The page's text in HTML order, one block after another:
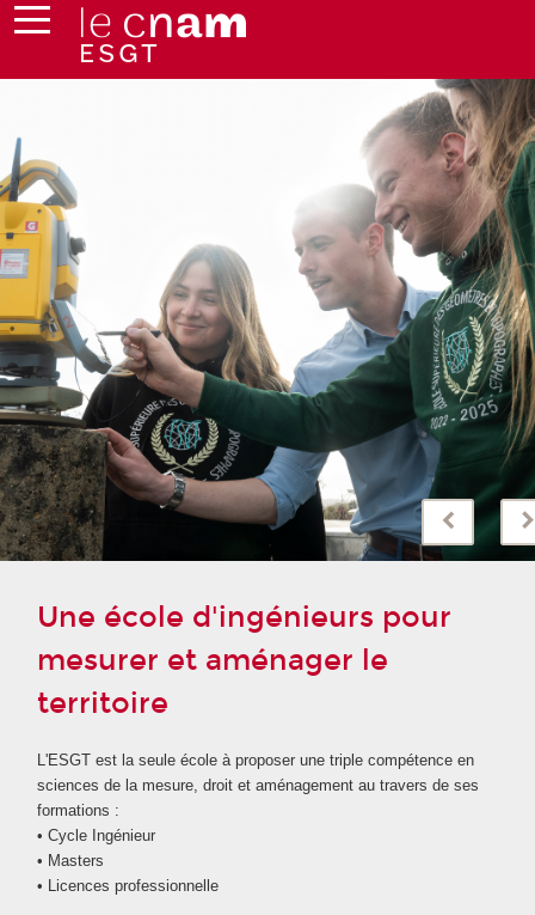
Une école d'ingénieurs pour
mesurer et aménager le
territoire
L'ESGT est la seule école à proposer une triple compétence en
sciences de la mesure, droit et aménagement au travers de ses
formations :
• Cycle Ingénieur
• Masters
• Licences professionnelle